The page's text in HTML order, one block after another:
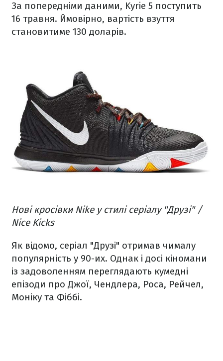
За попередніми даними, Kyrie 5 поступить
16 травня. Ймовірно, вартість взуття
становитиме 130 доларів.
Нові кросівки Nike у стилі серіалу "Друзі" /
Nice Kicks
Як відомо, серіал "Друзі" отримав чималу
популярність у 90-их. Однак і досі кіномани
із задоволенням переглядають кумедні
епізоди про Джої, Чендлера, Роса, Рейчел,
Моніку та Фіббі.